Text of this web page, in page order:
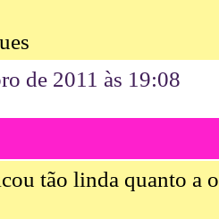
de 2011 às 19:08
tão linda quanto a